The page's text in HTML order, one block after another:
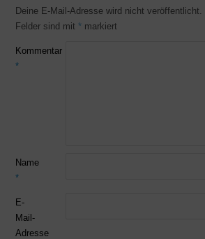
Deine E-Mail-Adresse wird nicht veröffentlicht.
Felder sind mit * markiert
Kommentar
*
Name
*
E-
Mail-
Adresse